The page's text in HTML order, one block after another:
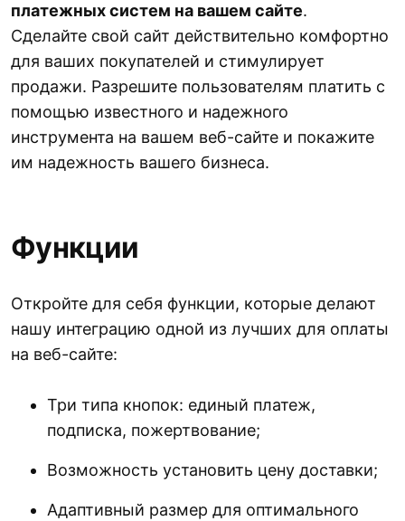
платежных систем на вашем сайте.
Сделайте свой сайт действительно комфортно
для ваших покупателей и стимулирует
продажи. Разрешите пользователям платить с
помощью известного и надежного
инструмента на вашем веб-сайте и покажите
им надежность вашего бизнеса.
Функции
Откройте для себя функции, которые делают
нашу интеграцию одной из лучших для оплаты
на веб-сайте:
Три типа кнопок: единый платеж,
подписка, пожертвование;
Возможность установить цену доставки;
Адаптивный размер для оптимального